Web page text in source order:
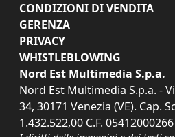
CONDIZIONI DI VENDITA
GERENZA
PRIVACY
WHISTLEBLOWING
Nord Est Multimedia S.p.a.
Nord Est Multimedia S.p.a. -
34, 30171 Venezia (VE). Cap.
1.432.522,00 C.F.